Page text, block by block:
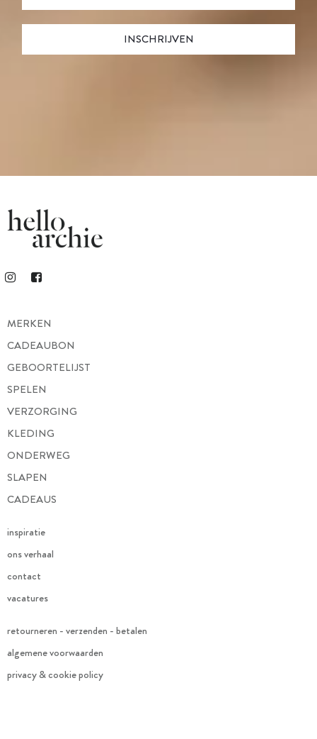
MERKEN
CADEAUBON
GEBOORTELIJST
SPELEN
VERZORGING
KLEDING
ONDERWEG
SLAPEN
CADEAUS
inspiratie
ons verhaal
contact
vacatures
retourneren - verzenden - betalen
algemene voorwaarden
privacy & cookie policy